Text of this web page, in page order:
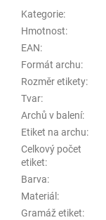
Kategorie:
Hmotnost:
EAN:
Formát archu:
Rozměr etikety:
Tvar:
Archů v balení:
Etiket na archu:
Celkový počet
etiket:
Barva:
Materiál :
Gramáž etiket: